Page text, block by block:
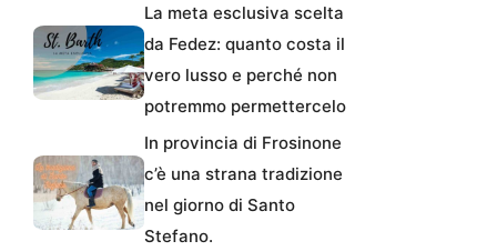
La meta esclusiva scelta
da Fedez: quanto costa il
vero lusso e perché non
potremmo permettercelo
In provincia di Frosinone
c’è una strana tradizione
nel giorno di Santo
Stefano.